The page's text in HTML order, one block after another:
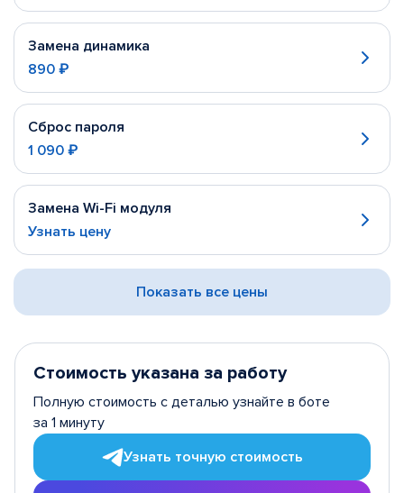
Замена динамика
890 ₽
Сброс пароля
1 090 ₽
Замена Wi-Fi модуля
Узнать цену
Показать все цены
Стоимость указана за работу
Полную стоимость с деталью узнайте в боте
за 1 минуту
Узнать точную стоимость